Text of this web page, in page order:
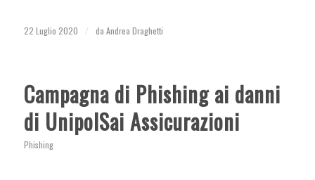
22 Luglio 2020 / da Andrea Draghetti
Campagna di Phishing ai danni
di UnipolSai Assicurazioni
Phishing